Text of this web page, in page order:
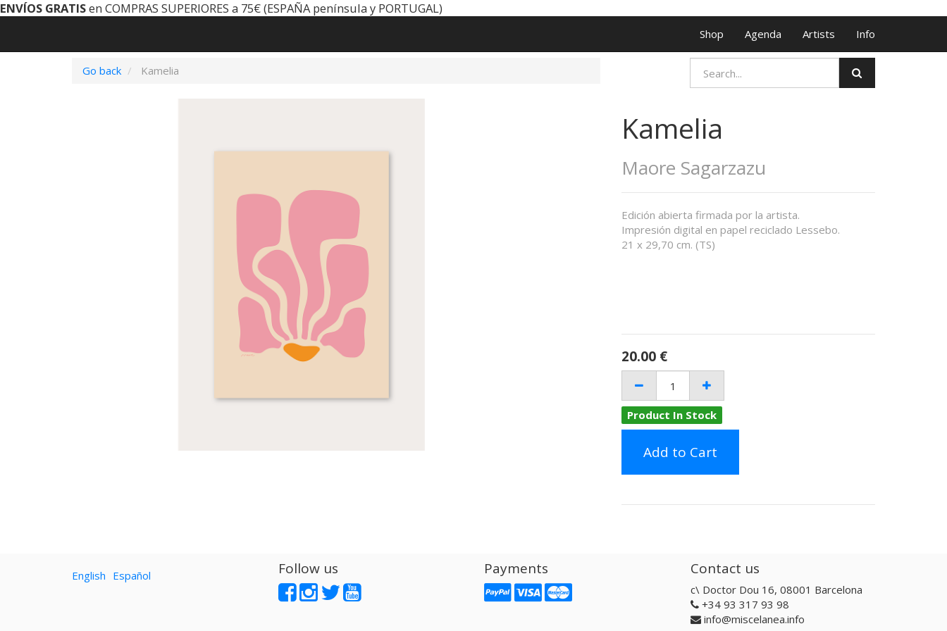
ENVÍOS GRATISen COMPRAS SUPERIORES a 75€ (ESPAÑA península y PORTUGAL)
Shop Agenda Artists Info
Go back Kamelia
Kamelia
Maore Sagarzazu
Edición abierta firmada por la artista.
Impresión digital en papel reciclado Lessebo.
21 x 29,70 cm. (TS)
20.00 €
Product In Stock
Add to Cart
English Español Follow us Payments Contact us
c\ Doctor Dou 16, 08001 Barcelona
+34 93 317 93 98
info@miscelanea.info